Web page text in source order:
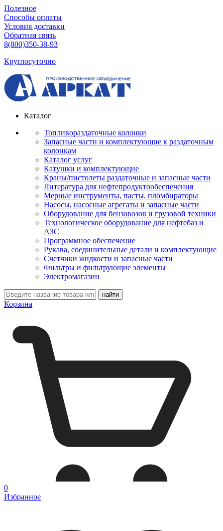
Полезное
Способы оплаты
Условия доставки
Обратная связь
8(800)350-38-93
Круглосуточно
Каталог
Топливораздаточные колонки
Запасные части и комплектующие к раздаточным
колонкам
Каталог услуг
Катушки и комплектующие
Краны/пистолеты раздаточные и запасные части
Литература для нефтепродуктообеспечения
Мерные инструменты, пасты, пломбираторы
Насосы, насосные агрегаты и запасные части
Оборудование для бензовозов и грузовой техники
Технологическое оборудование для нефтебаз и
АЗС
Программное обеспечение
Рукава, соединительные детали и комплектующие
Счетчики жидкости и запасные части
Фильтры и фильтрующие элементы
Электромагазин
Корзина
0
Избранное